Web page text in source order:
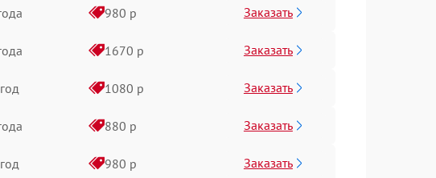
980 р Заказать
1670 р Заказать
1080 р Заказать
880 р Заказать
980 р Заказать